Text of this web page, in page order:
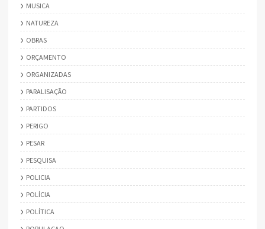
MUSICA
NATUREZA
OBRAS
ORÇAMENTO
ORGANIZADAS
PARALISAÇÃO
PARTIDOS
PERIGO
PESAR
PESQUISA
POLICIA
POLÍCIA
POLÍTICA